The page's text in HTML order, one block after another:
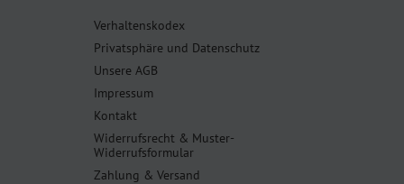
Verhaltenskodex
Privatsphäre und Datenschutz
Unsere AGB
Impressum
Kontakt
Widerrufsrecht & Muster-
Widerrufsformular
Zahlung & Versand